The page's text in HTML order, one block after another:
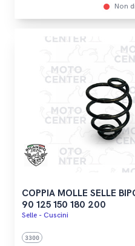
Non
COPPIA MOLLE SELLE
90 125 150 180 200
Selle - Cuscini
3300